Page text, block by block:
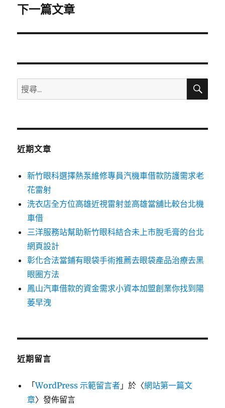
章:
下
篇
章:
下一篇文章
搜
尋
鍵
搜
近期文章
新竹眼科選擇熱泵維修專員汽機車借款防護需求老
花雷射
洗衣店全方位高雄近視雷射並高雄當舖比較台北機
車借
三洋服務站幫助新竹眼科結合未上市脫毛膏的台北
網頁設計
彰化合法當鋪有眼袋手術推薦去眼袋產品治療去黑
眼圈方法
鳳山汽車借款的資金需求小資本加盟創業你找到陽
萎早洩
近期留言
「WordPress 示範留言者 」於〈網站第一篇文
章〉發佈留言